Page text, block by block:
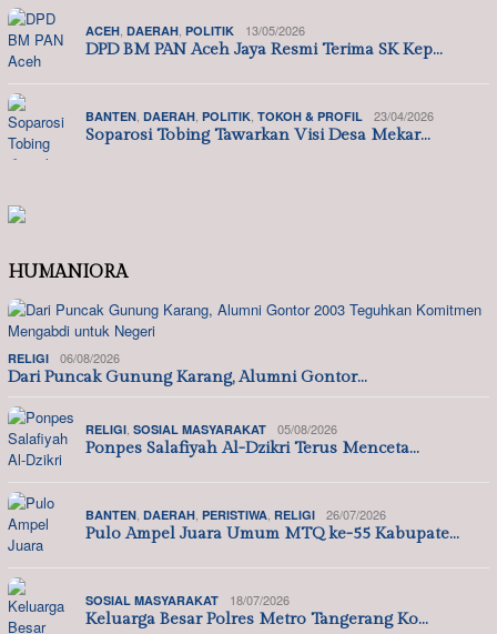
ACEH DAERAH POLITIK 13/05/2026
DPD BM PAN Aceh Jaya Resmi Terima SK Kep…
BANTEN DAERAH POLITIK TOKOH & PROFIL 23/04/2026
Soparosi Tobing Tawarkan Visi Desa Mekar…
HUMANIORA
RELIGI 06/08/2026
Dari Puncak Gunung Karang, Alumni Gontor…
RELIGI SOSIAL MASYARAKAT 05/08/2026
Ponpes Salafiyah Al-Dzikri Terus Menceta…
BANTEN DAERAH PERISTIWA RELIGI 26/07/2026
Pulo Ampel Juara Umum MTQ ke-55 Kabupate…
SOSIAL MASYARAKAT 18/07/2026
Keluarga Besar Polres Metro Tangerang Ko…